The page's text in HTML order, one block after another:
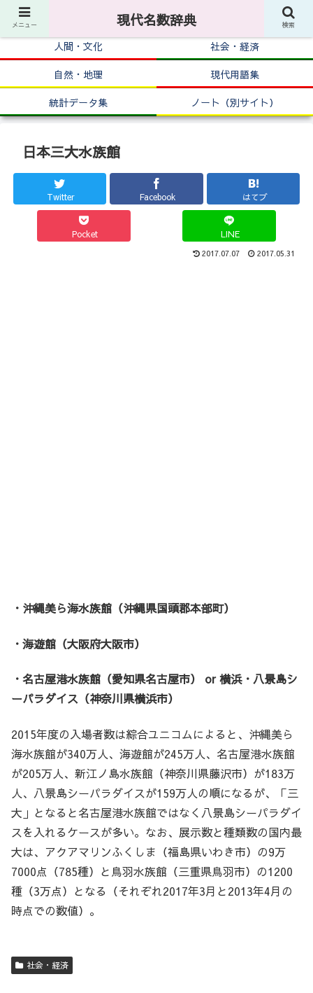
人間・文化
社会・経済
自然・地理
現代用語集
統計データ集
ノート（別サイト）
日本三大水族館
Twitter Facebook はてブ
Pocket LINE
2017.07.07 2017.05.31
・沖縄美ら海水族館（沖縄県国頭郡本部町）
・海遊館（大阪府大阪市）
・名古屋港水族館（愛知県名古屋市） or 横浜・八景島シ
ーパラダイス（神奈川県横浜市）
2015年度の入場者数は綜合ユニコムによると、沖縄美ら
海水族館が340万人、海遊館が245万人、名古屋港水族館
が205万人、新江ノ島水族館（神奈川県藤沢市）が183万
人、八景島シーパラダイスが159万人の順になるが、「三
大」となると名古屋港水族館ではなく八景島シーパラダイ
スを入れるケースが多い。なお、展示数と種類数の国内最
大は、アクアマリンふくしま（福島県いわき市）の9万
7000点（785種）と鳥羽水族館（三重県鳥羽市）の1200
種（3万点）となる（それぞれ2017年3月と2013年4月の
時点での数値）。
社会・経済
メニュー 現代名数辞典 検索